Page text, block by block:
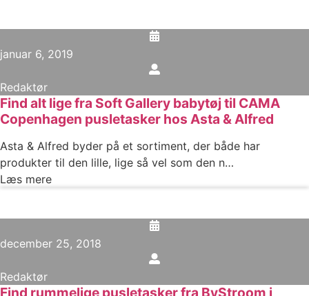
januar 6, 2019
Redaktør
Find alt lige fra Soft Gallery babytøj til CAMA
Copenhagen pusletasker hos Asta & Alfred
Asta & Alfred byder på et sortiment, der både har
produkter til den lille, lige så vel som den n…
Læs mere
december 25, 2018
Redaktør
Find rummelige pusletasker fra ByStroom i